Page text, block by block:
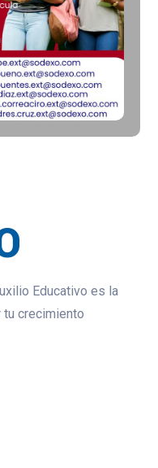
Educativo es la
tu crecimiento